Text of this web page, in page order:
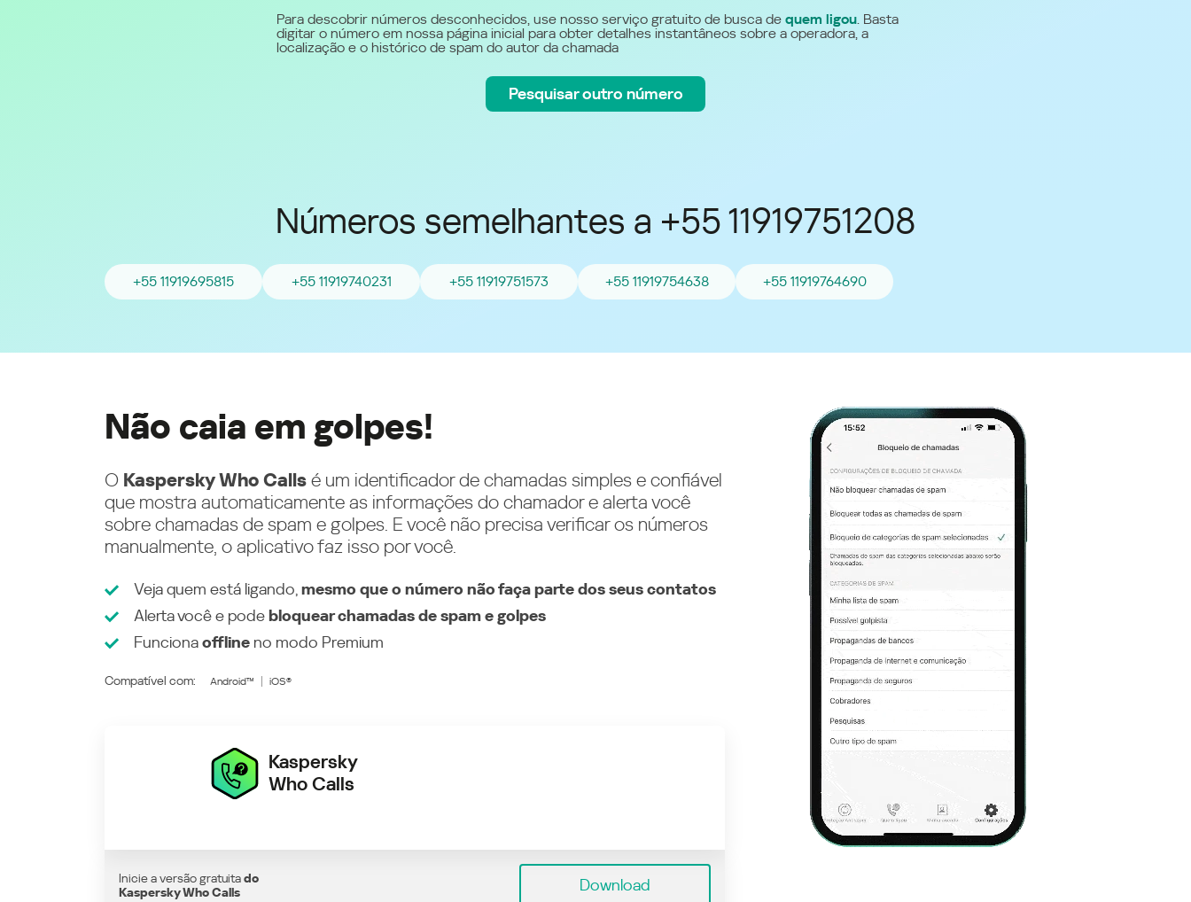
Україна (Ukraine)
Para todos os demais
Para descobrir números desconhecidos, use nosso serviço gratuito de busca de quem ligou. Basta
digitar o número em nossa página inicial para obter detalhes instantâneos sobre a operadora, a
localização e o histórico de spam do autor da chamada
Pesquisar outro número
Números semelhantes a +55 11919751208
+55 11919695815 +55 11919740231 +55 11919751573 +55 11919754638 +55 11919764690
Não caia em golpes!
O Kaspersky Who Calls é um identificador de chamadas simples e confiável
que mostra automaticamente as informações do chamador e alerta você
sobre chamadas de spam e golpes. E você não precisa verificar os números
manualmente, o aplicativo faz isso por você.
Veja quem está ligando, mesmo que o número não faça parte dos seus contatos
Alerta você e podebloquear chamadas de spam e golpes
Funcionaoffline no modo Premium
Compatível com: Android™ iOS®
Kaspersky
Who Calls
Inicie a versão gratuitado
Kaspersky Who Calls
Download